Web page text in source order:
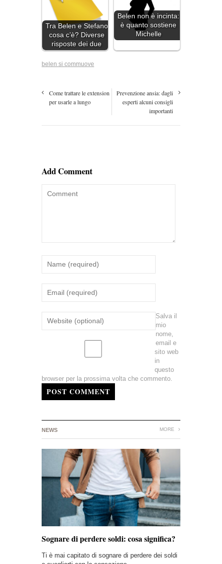
Tra Belen e Stefano
cosa c’è? Diverse
risposte dei due
Belen non è incinta:
è quanto sostiene
Michelle
belen si commuove
Come trattare le extension
per usarle a lungo
Prevenzione ansia: dagli
esperti alcuni consigli
importanti
Add Comment
Salva il
mio
nome,
email e
sito web
in
questo
browser per la prossima volta che commento.
POST COMMENT
NEWS MORE
Sognare di perdere soldi: cosa significa?
Ti è mai capitato di sognare di perdere dei soldi